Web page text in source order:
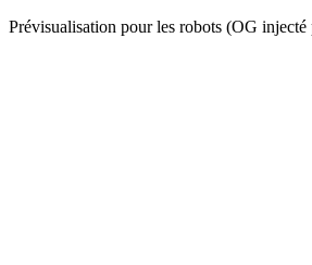
Prévisualisation pour les robots (OG